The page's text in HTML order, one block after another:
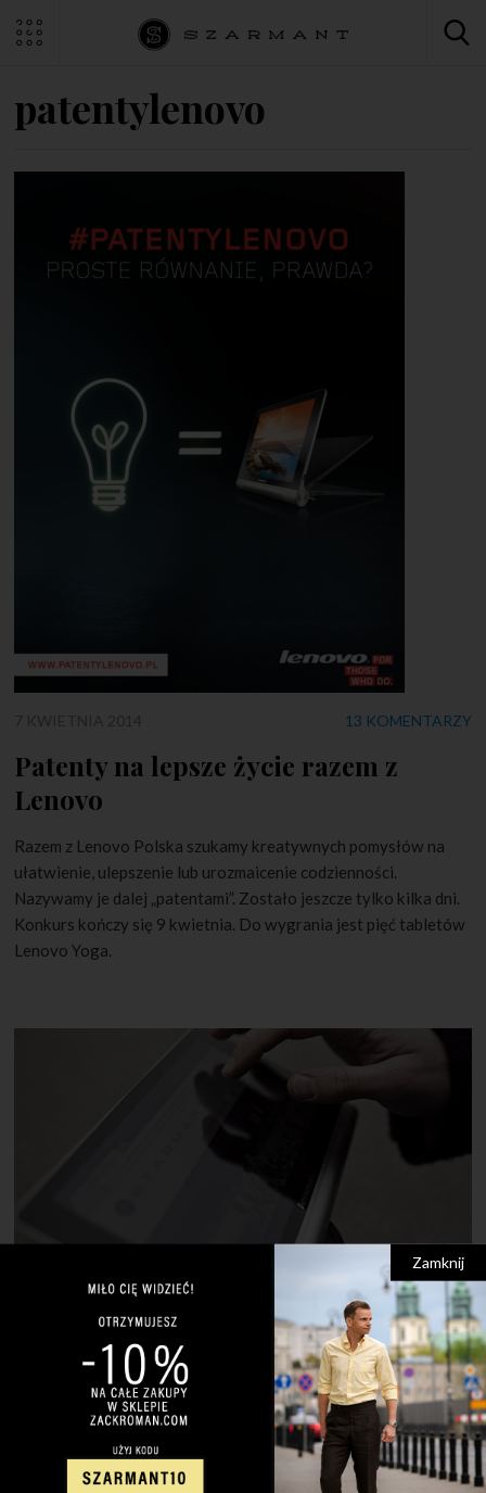
patentylenovo
13 KOMENTARZY
Patenty na lepsze życie razem z
Lenovo
Razem z Lenovo Polska szukamy kreatywnych pomysłów na
ułatwienie, ulepszenie lub urozmaicenie codzienności.
Nazywamy je dalej „patentami”. Zostało jeszcze tylko kilka dni.
Konkurs kończy się 9 kwietnia. Do wygrania jest pięć tabletów
Lenovo Yoga.
11 MARCA 2014 0 KOMENTARZY
Patenty Lenovo na modę
Firma Lenovo zaprosiła mnie do uczestnictwa w jury konkursu
na najlepszy patent w kategorii moda. Lenovo nie trzeba
Zamknij